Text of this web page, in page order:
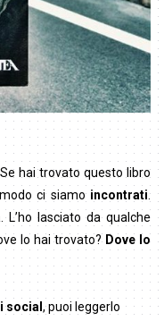
hai trovato questo libro
ci siamoincontrati.
. L’ho lasciato da qualche
lo hai trovato? Dove lo
i social , puoi leggerlo